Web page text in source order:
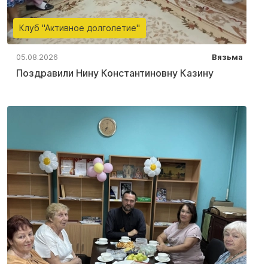
Клуб "Активное долголетие"
05.08.2026 Вязьма
Поздравили Нину Константиновну Казину